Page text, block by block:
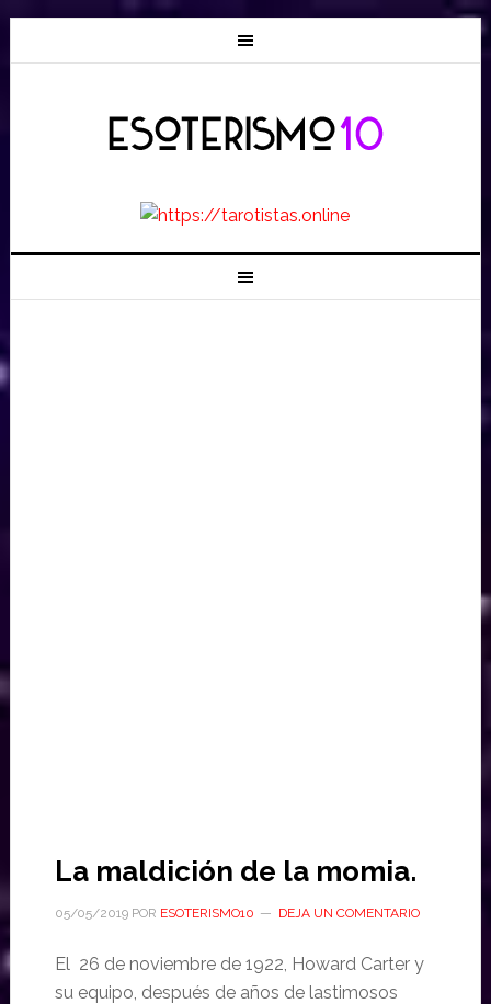
La maldición de la momia.
05/05/2019POR ESOTERISMO10 DEJA UN COMENTARIO
El 26 de noviembre de 1922, Howard Carter y
su equipo, después de años de lastimosos